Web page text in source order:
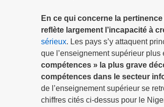
En ce qui concerne la
reflète largement l’incapacité à
sérieux. Les pays s’y attaquent
que l’enseignement supérieur
compétences » la plus grave
compétences dans le secteur
de l’enseignement supérieur se
chiffres cités ci-dessus pour le